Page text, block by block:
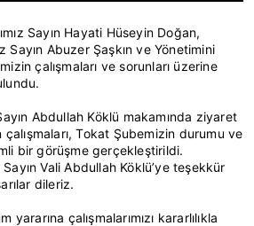
Sayın Hayati Hüseyin Doğan,
Sayın Abuzer Şaşkın ve Yönetimini
çalışmaları ve sorunları üzerine
Abdullah Köklü makamında ziyaret
çalışmaları, Tokat Şubemizin durumu ve
bir görüşme gerçekleştirildi.
Vali Abdullah Köklü’ye teşekkür
dileriz.
yararına çalışmalarımızı kararlılıkla